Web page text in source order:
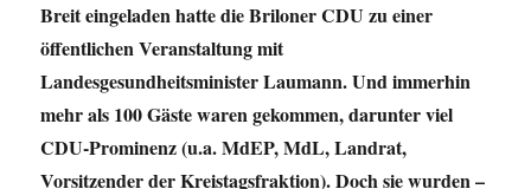
Breit eingeladen hatte die Briloner CDU zu einer
öffentlichen Veranstaltung mit
Landesgesundheitsminister Laumann. Und immerhin
mehr als 100 Gäste waren gekommen, darunter viel
CDU-Prominenz (u.a. MdEP, MdL, Landrat,
Vorsitzender der Kreistagsfraktion). Doch sie wurden –